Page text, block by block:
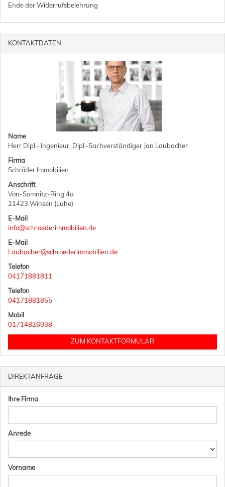
Ende der Widerrufsbelehrung
KONTAKTDATEN
Name
Herr Dipl.- Ingenieur, Dipl.-Sachverständiger Jan Laubacher
Firma
Schröder Immobilien
Anschrift
Von-Somnitz-Ring 4a
21423 Winsen (Luhe)
E-Mail
info@schroederimmobilien.de
E-Mail
Laubacher@schroederimmobilien.de
Telefon
04171881811
Telefon
04171881855
Mobil
01714826038
ZUM KONTAKTFORMULAR
DIREKTANFRAGE
Ihre Firma
Anrede
Vorname